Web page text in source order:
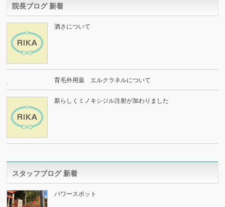
院長ブログ 新着
酒さについて
育毛外用薬 エルクラネルについて
新らしくミノキシジル注射が加わりました
スタッフブログ 新着
パワースポット